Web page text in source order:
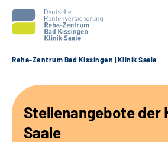
Unsere Angebote
Reha-Zentrum Bad Kissingen | Klinik Saale
Stellenangebote der
Saale